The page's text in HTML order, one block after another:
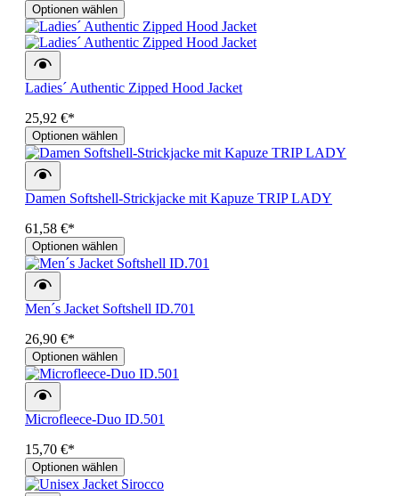
Optionen wählen
Ladies´ Authentic Zipped Hood Jacket
25,92 €*
Optionen wählen
Damen Softshell-Strickjacke mit Kapuze TRIP LADY
61,58 €*
Optionen wählen
Men´s Jacket Softshell ID.701
26,90 €*
Optionen wählen
Microfleece-Duo ID.501
15,70 €*
Optionen wählen